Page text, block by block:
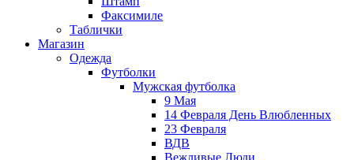
Факсимиле
Таблички
Магазин
Одежда
Футболки
Мужская футболка
9 Мая
14 Февраля День Влюбленных
23 Февраля
ВДВ
Вежливые Люди